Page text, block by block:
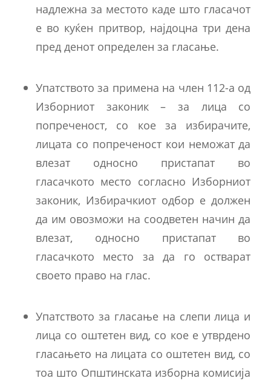
надлежна за местото каде што гласачот
е во куќен притвор, најдоцна три дена
пред денот определен за гласање.
Упатството за примена на член 112-а од
Изборниот законик – за лица со
попреченост, со кое за избирачите,
лицата со попреченост кои неможат да
влезат односно пристапат во
гласачкото место согласно Изборниот
законик, Избирачкиот одбор е должен
да им овозможи на соодветен начин да
влезат, односно пристапат во
гласачкото место за да го остварат
своето право на глас.
Упатството за гласање на слепи лица и
лица со оштетен вид, со кое е утврдено
гласањето на лицата со оштетен вид, со
тоа што Општинската изборна комисија